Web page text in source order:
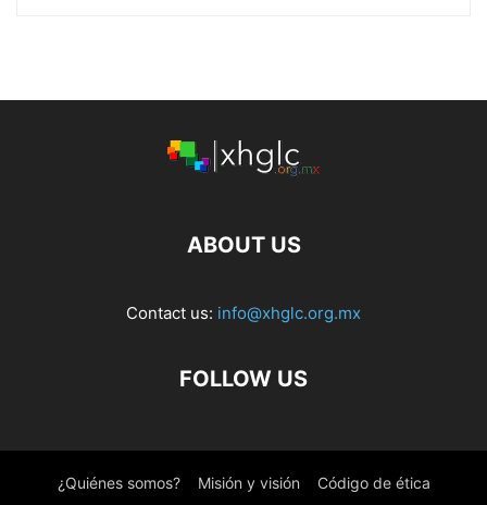
ABOUT US
Contact us: info@xhglc.org.mx
FOLLOW US
¿Quiénes somos? Misión y visión Código de ética